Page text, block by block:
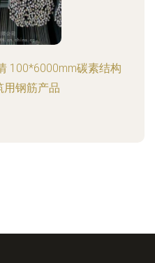
100*6000mm碳素结构
用钢筋产品